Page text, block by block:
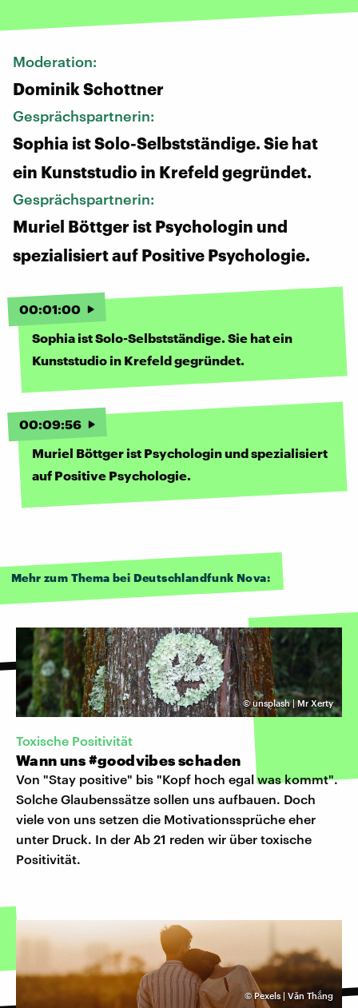
Moderation:
Dominik Schottner
Gesprächspartnerin:
Sophia ist Solo-Selbstständige. Sie hat
ein Kunststudio in Krefeld gegründet.
Gesprächspartnerin:
Muriel Böttger ist Psychologin und
spezialisiert auf Positive Psychologie.
00:01:00
Sophia ist Solo-Selbstständige. Sie hat ein
Kunststudio in Krefeld gegründet.
00:09:56
Muriel Böttger ist Psychologin und spezialisiert
auf Positive Psychologie.
Mehr zum Thema bei Deutschlandfunk Nova:
©unsplash | Mr Xerty
Toxische Positivität
Wann uns #goodvibes schaden
Von "Stay positive" bis "Kopf hoch egal was kommt".
Solche Glaubenssätze sollen uns aufbauen. Doch
viele von uns setzen die Motivationssprüche eher
unter Druck. In der Ab 21 reden wir über toxische
Positivität.
©Pexels | Văn Thắng